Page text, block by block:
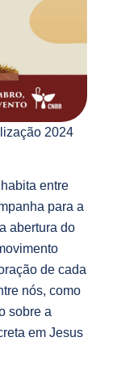
2024
entre
para a
abertura do
de cada
nós, como
sobre a
em Jesus